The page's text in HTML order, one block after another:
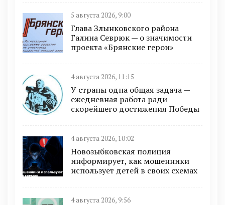
5 августа 2026, 9:00
Глава Злынковского района
Галина Севрюк — о значимости
проекта «Брянские герои»
4 августа 2026, 11:15
У страны одна общая задача —
ежедневная работа ради
скорейшего достижения Победы
4 августа 2026, 10:02
Новозыбковская полиция
информирует, как мошенники
использует детей в своих схемах
4 августа 2026, 9:56